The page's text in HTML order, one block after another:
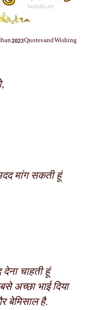
2023 Quotes and Wishing
मांग सकती हूं
चाहती हूं
अच्छा भाई दिया
बेमिसाल है.